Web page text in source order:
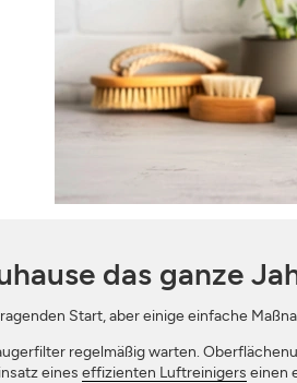
das ganze
Start, aber einige einfache
regelmäßig warten.
eines effizienten Luftreinigers einen